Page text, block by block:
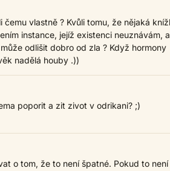
vlastně ? Kvůli tomu, že nějaká
instance, jejíž existenci neuznávám, a
odlišit dobro od zla ? Když hormony
nadělá houby .))
poporit a zit zivot v odrikani? ;)
o tom, že to není špatné. Pokud to není